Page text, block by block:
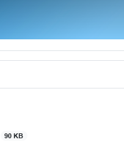
90 KB